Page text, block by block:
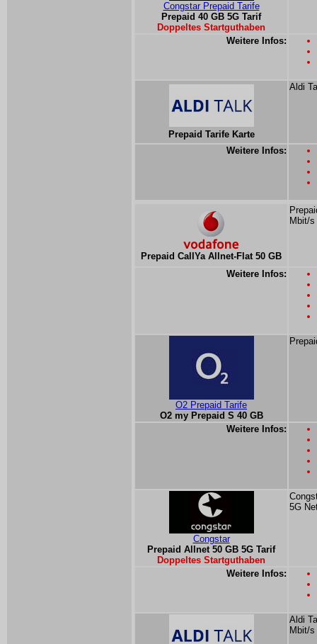
Congstar Prepaid Tarife
Prepaid 40 GB 5G Tarif
Doppeltes Startguthaben
Weitere Infos:
Prepaid Tarife Karte
Aldi
Weitere Infos:
Prepaid CallYa Allnet-Flat 50 GB
Mbit/s
Weitere Infos:
O2 Prepaid Tarife
O2 my Prepaid S 40 GB
Weitere Infos:
Congstar
Prepaid Allnet 50 GB 5G Tarif
Doppeltes Startguthaben
5G
Weitere Infos:
Aldi
Mbit/s